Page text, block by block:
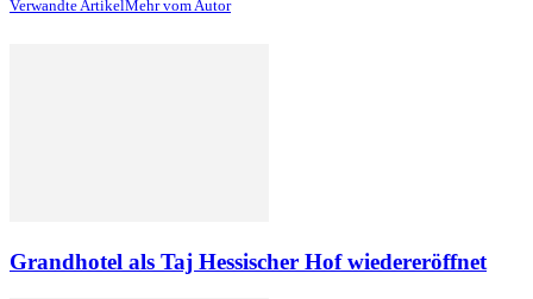
Verwandte ArtikelMehr vom Autor
Grandhotel als Taj Hessischer Hof wiedereröffnet